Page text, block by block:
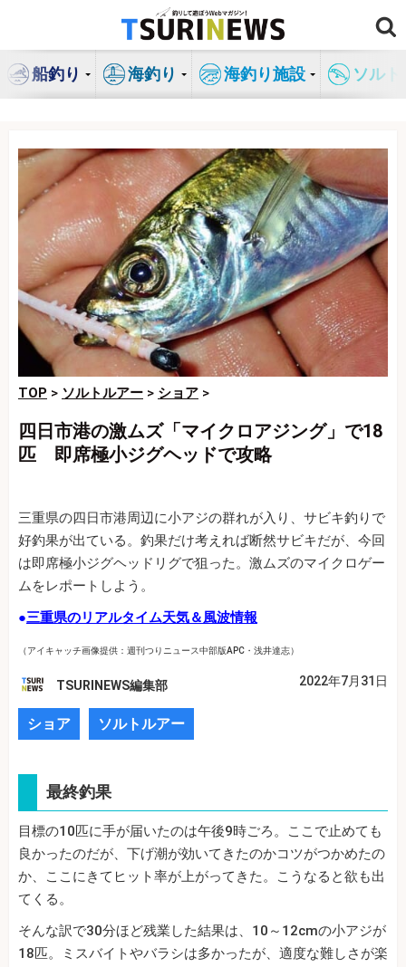
ン
船釣り 海釣り 海釣り施設 ソル
TOP > ソルトルアー > ショア >
四日市港の激ムズ「マイクロアジング」で18
匹 即席極小ジグヘッドで攻略
三重県の四日市港周辺に小アジの群れが入り、サビキ釣りで
好釣果が出ている。釣果だけ考えれば断然サビキだが、今回
は即席極小ジグヘッドリグで狙った。激ムズのマイクロゲー
ムをレポートしよう。
●三重県のリアルタイム天気＆風波情報
（アイキャッチ画像提供：週刊つりニュース中部版APC・浅井達志）
TSURINEWS編集部 2022年7月31日
ショア ソルトルアー
最終釣果
目標の10匹に手が届いたのは午後9時ごろ。ここで止めても
良かったのだが、下げ潮が効いてきたのかコツがつかめたの
か、ここにきてヒット率が上がってきた。こうなると欲も出
てくる。
そんな訳で30分ほど残業した結果は、10～12cmの小アジが
18匹。ミスバイトやバラシは多かったが、適度な難しさが楽